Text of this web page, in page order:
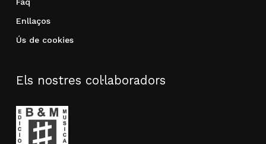
Enllaços
Ús de cookies
Els nostres col·laboradors